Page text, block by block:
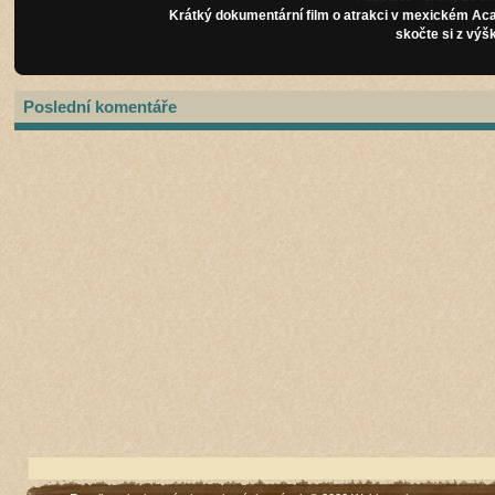
Krátký dokumentární film o atrakci v mexickém
skočte si z
Poslední komentáře